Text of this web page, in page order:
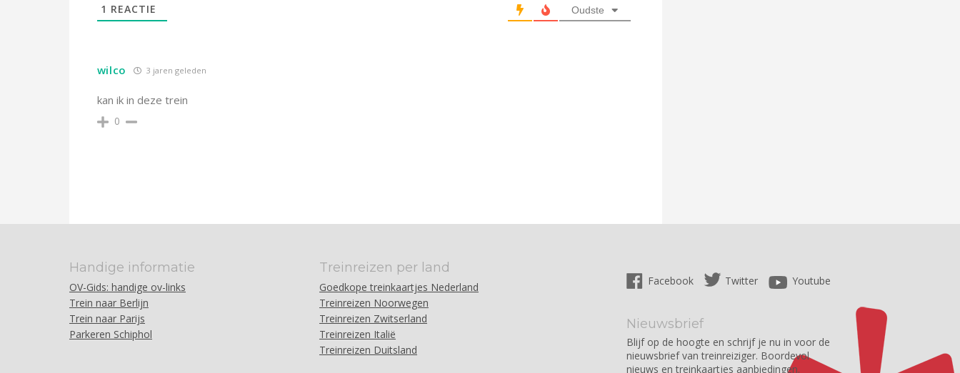
1 REACTIE Oudste
wilco 3 jaren geleden
kan ik in deze trein
0
Handige informatie
OV-Gids: handige ov-links
Trein naar Berlijn
Trein naar Parijs
Parkeren Schiphol
Treinreizen per land
Goedkope treinkaartjes Nederland
Treinreizen Noorwegen
Treinreizen Zwitserland
Treinreizen Italië
Treinreizen Duitsland
Facebook Twitter Youtube
Nieuwsbrief
Blijf op de hoogte en schrijf je nu in voor de
nieuwsbrief van treinreiziger. Boordevol
nieuws en treinkaartjes aanbiedingen.